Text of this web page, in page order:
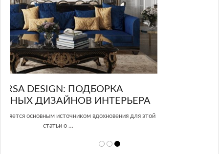
GLAZOV DESIGN GROUP – УНИКАЛЬНЫЙ
ПОДХОД К ДИЗАЙНУ
Glazov Design Group- это одна из лучших студий дизайна интерьера